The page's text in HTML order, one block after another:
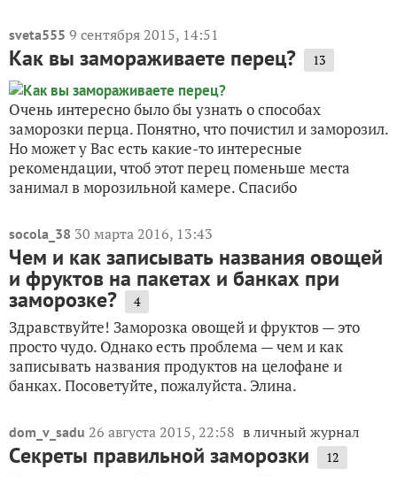
sveta555 9 сентября 2015, 14:51
Как вы замораживаете перец? 13
Очень интересно было бы узнать о способах
заморозки перца. Понятно, что почистил и заморозил.
Но может у Вас есть какие-то интересные
рекомендации, чтоб этот перец поменьше места
занимал в морозильной камере. Спасибо
socola_38 30 марта 2016, 13:43
Чем и как записывать названия овощей
и фруктов на пакетах и банках при
заморозке? 4
Здравствуйте! Заморозка овощей и фруктов — это
просто чудо. Однако есть проблема — чем и как
записывать названия продуктов на целофане и
банках. Посоветуйте, пожалуйста. Элина.
dom_v_sadu 26 августа 2015, 22:58 в личный журнал
Cекреты правильной заморозки 12